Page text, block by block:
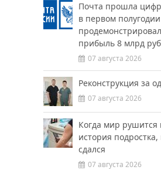
Почта прошла
в первом
прибыль 8 млрд
07 августа 2026
Реконструкция за
07 августа 2026
Когда мир рушится
история
сдался
07 августа 2026